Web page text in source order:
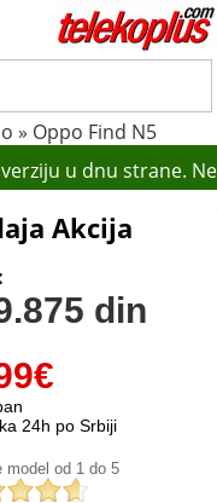
» Oppo Find N5
u dnu strane.
Akcija
€
din
24h po Srbiji
model od 1 do 5